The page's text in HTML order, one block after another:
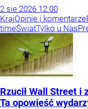
2 sie 2026 12:00
KrajOpinie i komentarze
timeŚwiatTylko u Nas
Rzucił Wall Street i
Ta opowieść